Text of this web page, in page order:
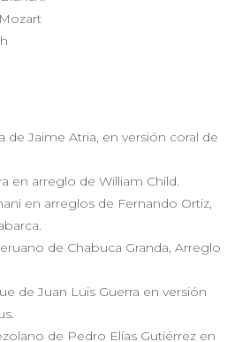
de Jaime Atria, en versión coral de
en arreglo de William Child.
en arreglos de Fernando Ortiz,
de Chabuca Granda, Arreglo
de Juan Luis Guerra en versión
de Pedro Elías Gutiérrez en